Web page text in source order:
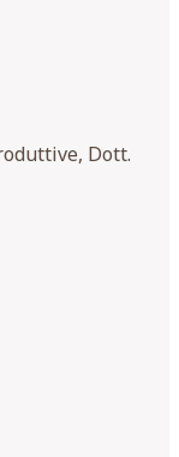
Dott.